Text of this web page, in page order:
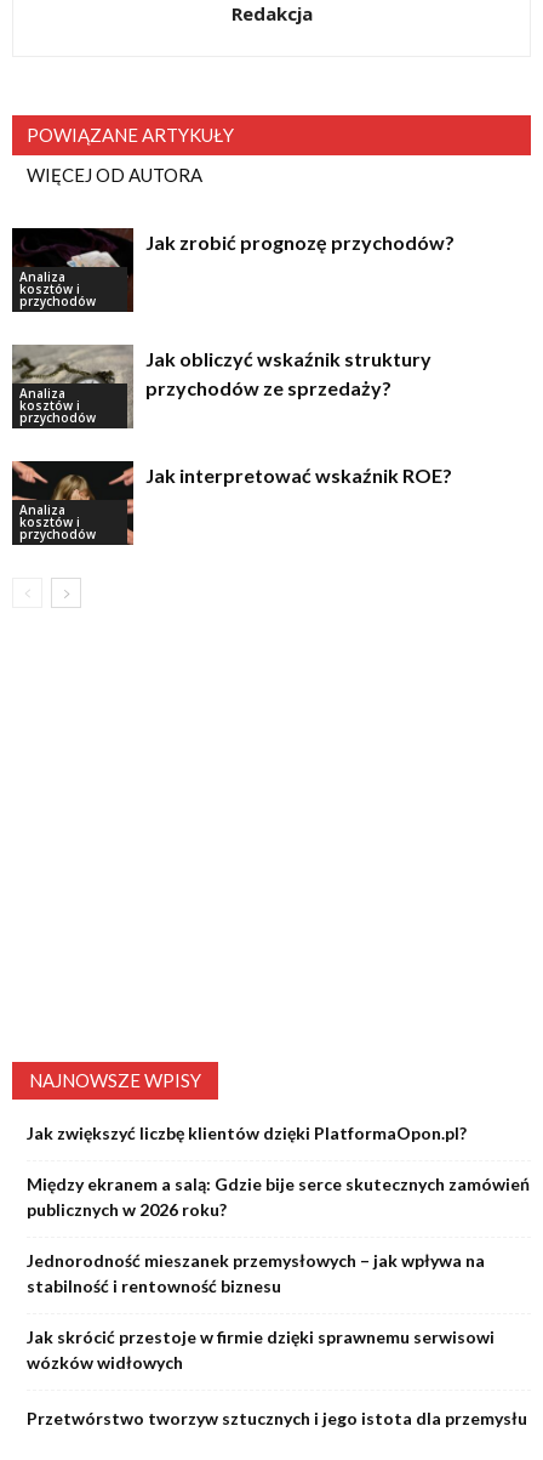
Redakcja
POWIĄZANE ARTYKUŁY
WIĘCEJ OD AUTORA
Analiza
kosztów i
przychodów
Jak zrobić prognozę przychodów?
Analiza
kosztów i
przychodów
Jak obliczyć wskaźnik struktury
przychodów ze sprzedaży?
Analiza
kosztów i
przychodów
Jak interpretować wskaźnik ROE?
NAJNOWSZE WPISY
Jak zwiększyć liczbę klientów dzięki PlatformaOpon.pl?
Między ekranem a salą: Gdzie bije serce skutecznych zamówień
publicznych w 2026 roku?
Jednorodność mieszanek przemysłowych – jak wpływa na
stabilność i rentowność biznesu
Jak skrócić przestoje w firmie dzięki sprawnemu serwisowi
wózków widłowych
Przetwórstwo tworzyw sztucznych i jego istota dla przemysłu